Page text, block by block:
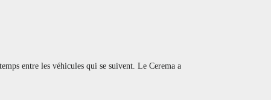
entre les véhicules qui se suivent. Le Cerema a